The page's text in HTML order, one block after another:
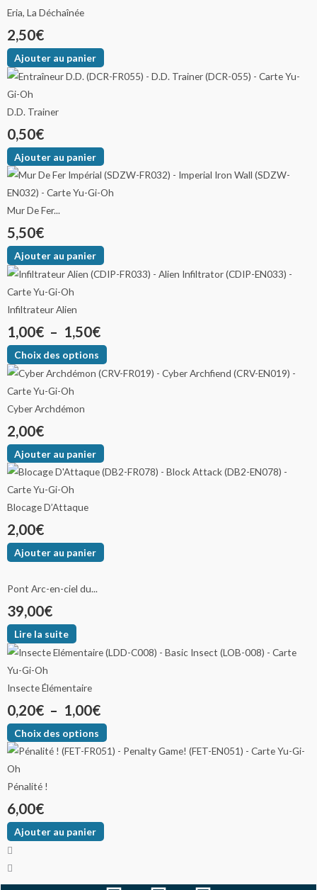
Eria, La Déchaînée
2,50€
Ajouter au panier
D.D. Trainer
0,50€
Ajouter au panier
Mur De Fer...
5,50€
Ajouter au panier
Infiltrateur Alien
1,00€ – 1,50€
Choix des options
Cyber Archdémon
2,00€
Ajouter au panier
Blocage D’Attaque
2,00€
Ajouter au panier
Pont Arc-en-ciel du...
39,00€
Lire la suite
Insecte Élémentaire
0,20€ – 1,00€
Choix des options
Pénalité !
6,00€
Ajouter au panier